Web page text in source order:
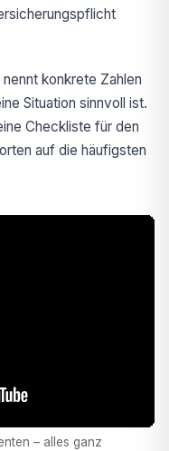
konkrete Zahlen
Situation sinnvoll ist.
Checkliste für den
auf die häufigsten
– alles ganz